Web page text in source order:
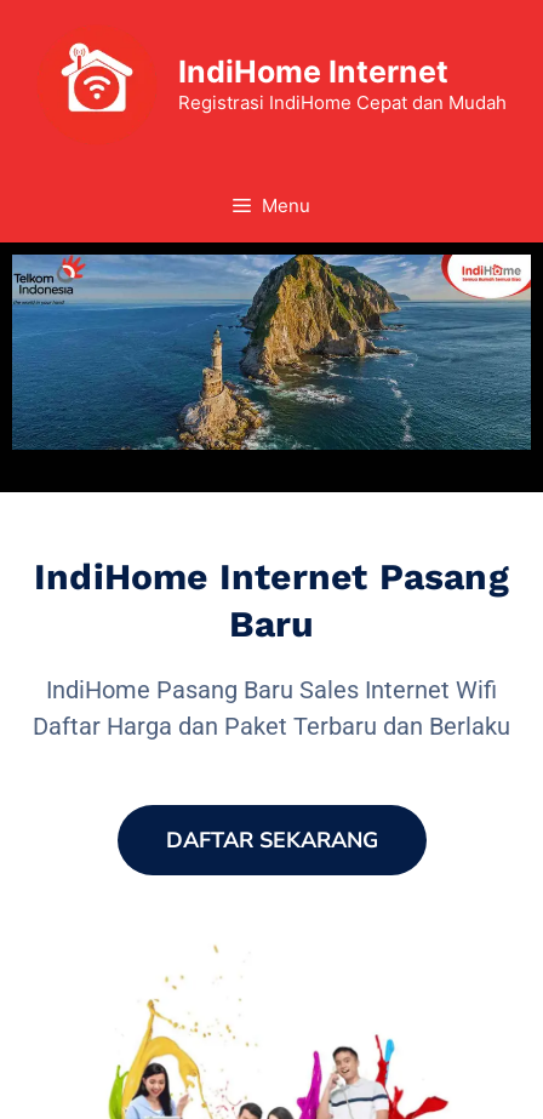
IndiHome Internet
Registrasi IndiHome Cepat dan Mudah
Menu
IndiHome Internet Pasang
Baru
IndiHome Pasang Baru Sales Internet Wifi
Daftar Harga dan Paket Terbaru dan Berlaku
DAFTAR SEKARANG